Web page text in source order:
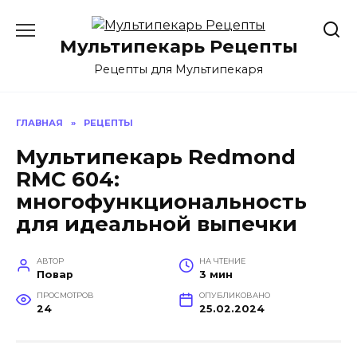
содержаниюМультипекарь Рецепты
Рецепты для Мультипекаря
ГЛАВНАЯ » РЕЦЕПТЫ
Мультипекарь Redmond
RMC 604:
многофункциональность
для идеальной выпечки
АВТОР
Повар
НА ЧТЕНИЕ
3 мин
ПРОСМОТРОВ
24
ОПУБЛИКОВАНО
25.02.2024